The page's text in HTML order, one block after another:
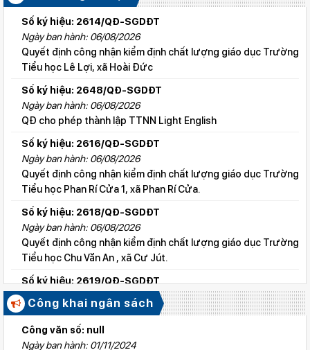
Số ký hiệu: 2614/QĐ-SGDĐT
Ngày ban hành: 06/08/2026
Quyết định công nhận kiểm định chất lượng giáo dục Trường
Tiểu học Lê Lợi, xã Hoài Đức
Số ký hiệu: 2648/QĐ-SGDĐT
Ngày ban hành: 06/08/2026
QĐ cho phép thành lập TTNN Light English
Số ký hiệu: 2616/QĐ-SGDĐT
Ngày ban hành: 06/08/2026
Quyết định công nhận kiểm định chất lượng giáo dục Trường
Tiểu học Phan Rí Cửa 1, xã Phan Rí Cửa.
Số ký hiệu: 2618/QĐ-SGDĐT
Ngày ban hành: 06/08/2026
Quyết định công nhận kiểm định chất lượng giáo dục Trường
Tiểu học Chu Văn An , xã Cư Jút.
Số ký hiệu: 2619/QĐ-SGDĐT
Ngày ban hành: 06/08/2026
Quyết định công nhận kiểm định chất lượng giáo dục Trường
Tiểu học Lý Tự Trọng , xã Cư Jút.
Công khai ngân sách
Công văn số: null
Ngày ban hành: 01/11/2024